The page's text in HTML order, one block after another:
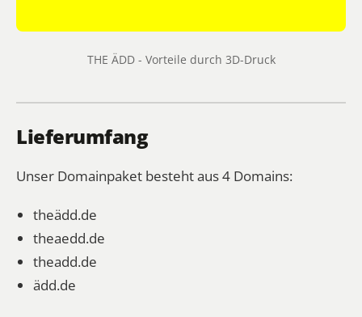
THE ÄDD - Vorteile durch 3D-Druck
Lieferumfang
Unser Domainpaket besteht aus 4 Domains:
theädd.de
theaedd.de
theadd.de
ädd.de